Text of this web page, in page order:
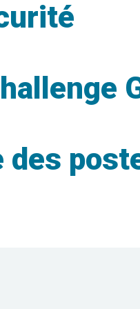
des